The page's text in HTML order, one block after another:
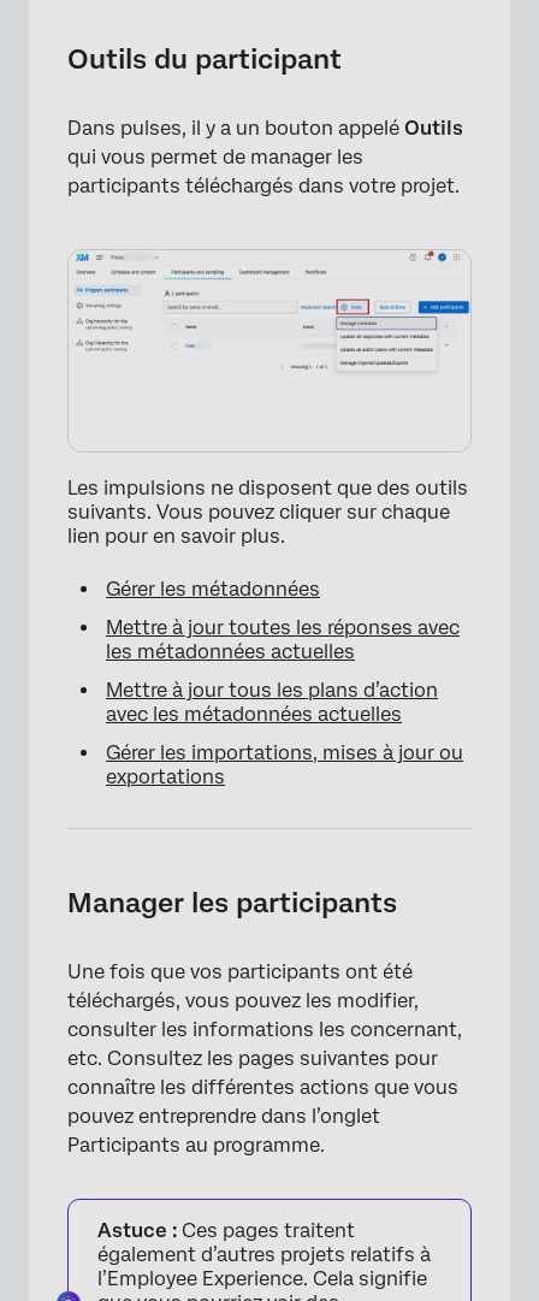
Outils du participant
Dans pulses, il y a un bouton appelé Outils
qui vous permet de manager les
participants téléchargés dans votre projet.
Les impulsions ne disposent que des outils
suivants. Vous pouvez cliquer sur chaque
lien pour en savoir plus.
Gérer les métadonnées
Mettre à jour toutes les réponses avec
les métadonnées actuelles
Mettre à jour tous les plans d’action
avec les métadonnées actuelles
Gérer les importations, mises à jour ou
exportations
Manager les participants
Une fois que vos participants ont été
téléchargés, vous pouvez les modifier,
consulter les informations les concernant,
etc. Consultez les pages suivantes pour
connaître les différentes actions que vous
pouvez entreprendre dans l’onglet
Participants au programme.
Astuce : Ces pages traitent
également d’autres projets relatifs à
l’Employee Experience. Cela signifie